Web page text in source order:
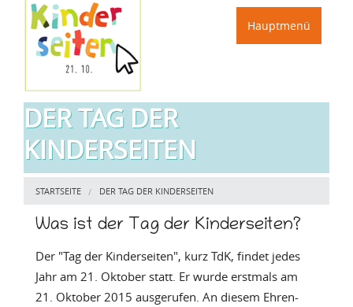
Direkt zum Inhalt
Hauptmenü
DER TAG DER
KINDERSEITEN
Sie sind hier
STARTSEITE DER TAG DER KINDERSEITEN
Was ist der Tag der Kinderseiten?
Der "Tag der Kinderseiten", kurz TdK, findet jedes
Jahr am 21. Oktober statt. Er wurde erstmals am
21. Oktober 2015 ausgerufen. An diesem Ehren-